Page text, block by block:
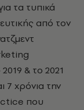
τα τυπικά
από τον
& το 2021
7 χρόνια την
που